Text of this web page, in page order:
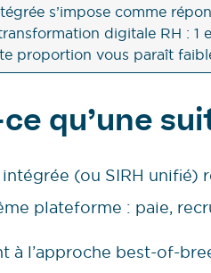
s’impose comme
digitale RH : 1
proportion vous paraît
ce qu’une
(ou SIRH unifié)
plateforme : paie,
à l’approche best-of-